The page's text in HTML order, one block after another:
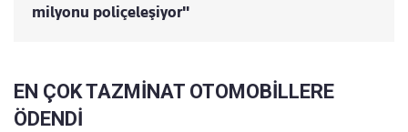
milyonu poliçeleşiyor"
EN ÇOK TAZMİNAT OTOMOBİLLERE
ÖDENDİ